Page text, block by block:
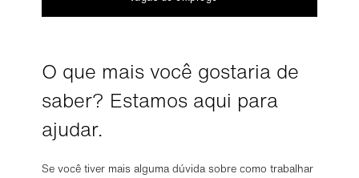
O que mais você gostaria de
saber? Estamos aqui para
ajudar.
Se você tiver mais alguma dúvida sobre como trabalhar